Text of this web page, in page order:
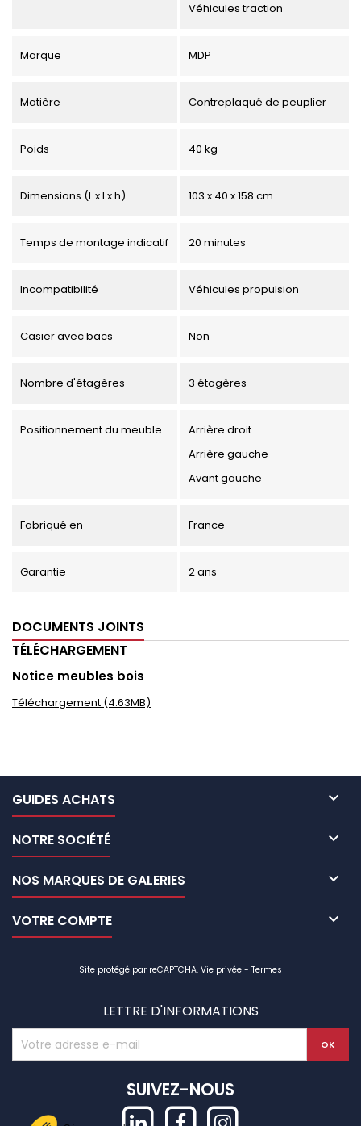
Véhicules traction
Marque MDP
Matière Contreplaqué de peuplier
Poids 40 kg
Dimensions (L x l x h) 103 x 40 x 158 cm
Temps de montage indicatif 20 minutes
Incompatibilité Véhicules propulsion
Casier avec bacs Non
Nombre d'étagères 3 étagères
Positionnement du meuble
Arrière droit
Arrière gauche
Avant gauche
Fabriqué en France
Garantie 2 ans
DOCUMENTS JOINTS
TÉLÉCHARGEMENT
Notice meubles bois
Téléchargement (4.63MB)
GUIDES ACHATS 
NOTRE SOCIÉTÉ 
NOS MARQUES DE GALERIES 
VOTRE COMPTE 
Site protégé par reCAPTCHA. Vie privée - Termes
LETTRE D'INFORMATIONS
SUIVEZ-NOUS